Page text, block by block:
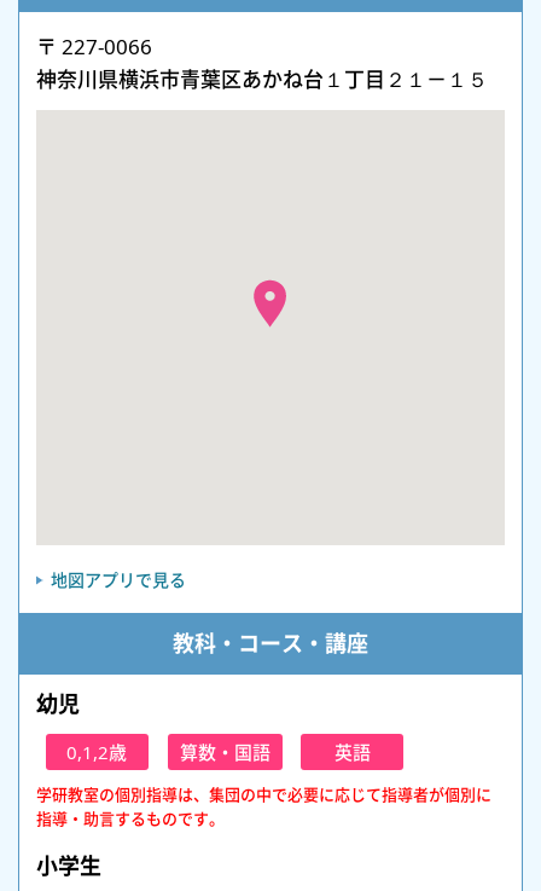
〒 227-0066
神奈川県横浜市青葉区あかね台１丁目２１－１５
地図アプリで見る
教科・コース・講座
幼児
0,1,2歳 算数・国語 英語
学研教室の個別指導は、集団の中で必要に応じて指導者が個別に
指導・助言するものです。
小学生